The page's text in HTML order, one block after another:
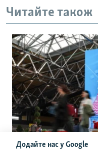
Додайте нас у Google
Читайте також